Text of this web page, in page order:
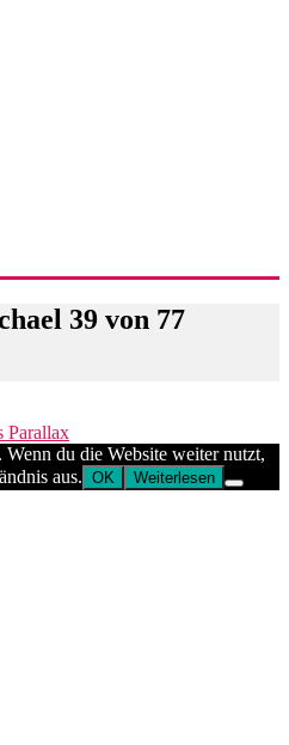
39 von 77
Parallax
du die Website weiter nutzt,
aus. OK Weiterlesen